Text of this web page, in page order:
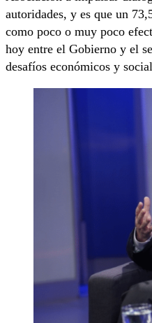
autoridades, y es que un
como poco o muy poco
hoy entre el Gobierno y el
desafíos económicos y